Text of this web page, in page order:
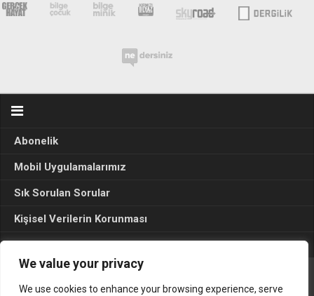
We value your privacy
We use cookies to enhance your browsing experience, serve
Abonelik
Mobil Uygulamalarımız
Sık Sorulan Sorular
Kişisel Verilerin Korunması
Seçim Sonuçları 2024